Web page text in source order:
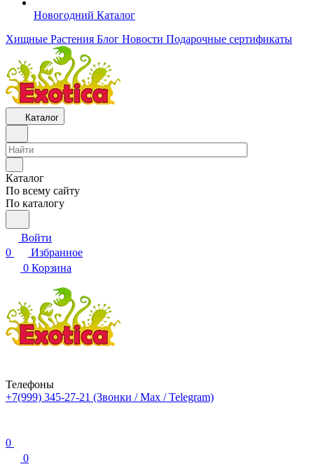
Новогодний Каталог
Хищные Растения Блог Новости Подарочные сертификаты
Каталог
Каталог
По всему сайту
По каталогу
Войти
0
Избранное
0 Корзина
Телефоны
+7(999) 345-27-21 (Звонки / Max / Telegram)
0
0